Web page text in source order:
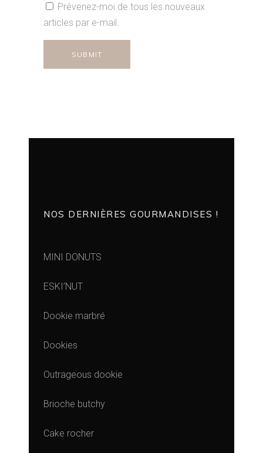
Prévenez-moi de tous les nouveaux
articles par e-mail.
NOS DERNIÈRES GOURMANDISES !
MINI DONUTS
ESKI’NUT
Dookie marbré
Dookies
Outrageous dookie
Brioche butchy
Cake rocher